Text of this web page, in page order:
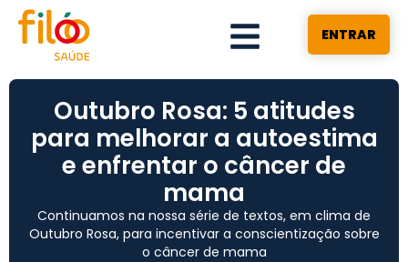
ENTRAR
Outubro Rosa: 5 atitudes
para melhorar a autoestima
e enfrentar o câncer de
mama
Continuamos na nossa série de textos, em clima de
Outubro Rosa, para incentivar a conscientização sobre
o câncer de mama